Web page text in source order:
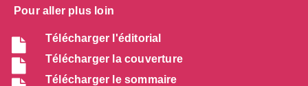
Pour aller plus loin
Télécharger l'éditorial
Télécharger la couverture
Télécharger le sommaire